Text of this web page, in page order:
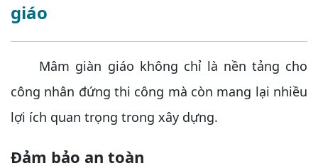
giáo
Mâm giàn giáo không chỉ là nền tảng cho
công nhân đứng thi công mà còn mang lại nhiều
lợi ích quan trọng trong xây dựng.
Đảm bảo an toàn